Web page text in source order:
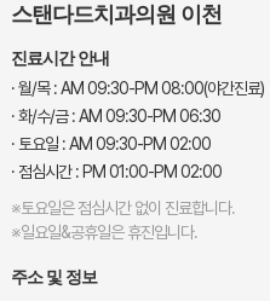
스탠다드치과의원 이천
진료시간 안내
· 월/목 : AM 09:30-PM 08:00(야간진료)
· 화/수/금 : AM 09:30-PM 06:30
· 토요일 : AM 09:30-PM 02:00
· 점심시간 : PM 01:00-PM 02:00
※토요일은 점심시간 없이 진료합니다.
※일요일&공휴일은 휴진입니다.
주소 및 정보